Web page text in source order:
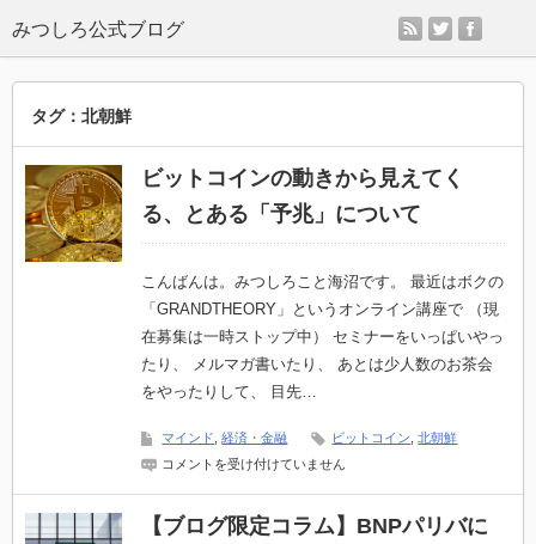
rss twitter
タグ：北朝鮮
ビットコインの動きから見えてく
る、とある「予兆」について
こんばんは。みつしろこと海沼です。 最近はボクの
「GRANDTHEORY」というオンライン講座で （現
在募集は一時ストップ中） セミナーをいっぱいやっ
たり、 メルマガ書いたり、 あとは少人数のお茶会
をやったりして、 目先…
マインド ,経済・金融 ビットコイン ,北朝鮮
ビ
ト
コ
イ
コメントを受け付けていません
【ブログ限定コラム】BNPパリバに